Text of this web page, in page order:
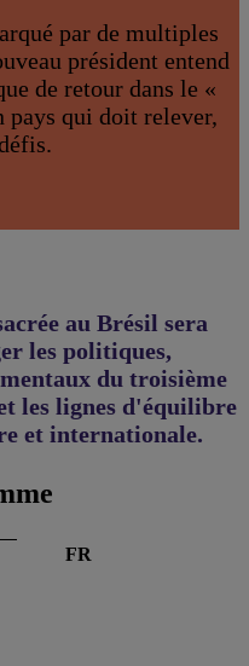
président entend
de retour dans le «
pays qui doit relever,
les politiques,
du troisième
les lignes d'équilibre
et internationale.
FR